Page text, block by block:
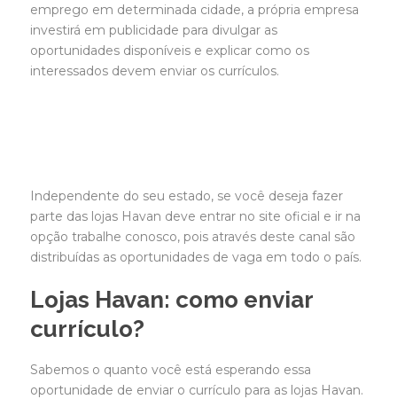
emprego em determinada cidade, a própria empresa
investirá em publicidade para divulgar as
oportunidades disponíveis e explicar como os
interessados ​​devem enviar os currículos.
Independente do seu estado, se você deseja fazer
parte das lojas Havan deve entrar no site oficial e ir na
opção trabalhe conosco, pois através deste canal são
distribuídas as oportunidades de vaga em todo o país.
Lojas Havan: como enviar
currículo?
Sabemos o quanto você está esperando essa
oportunidade de enviar o currículo para as lojas Havan.